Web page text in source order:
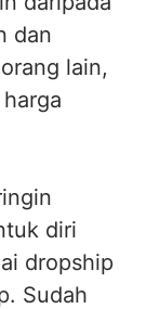
dan
lain,
diri
dropship
Sudah